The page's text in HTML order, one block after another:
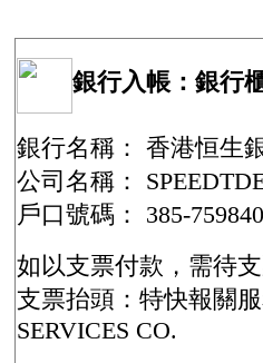
銀行入帳：銀行
銀行名稱： 香港恒生
公司名稱：
戶口號碼： 385-
如以支票付款，需待
支票抬頭：特快報關
SERVICES CO.